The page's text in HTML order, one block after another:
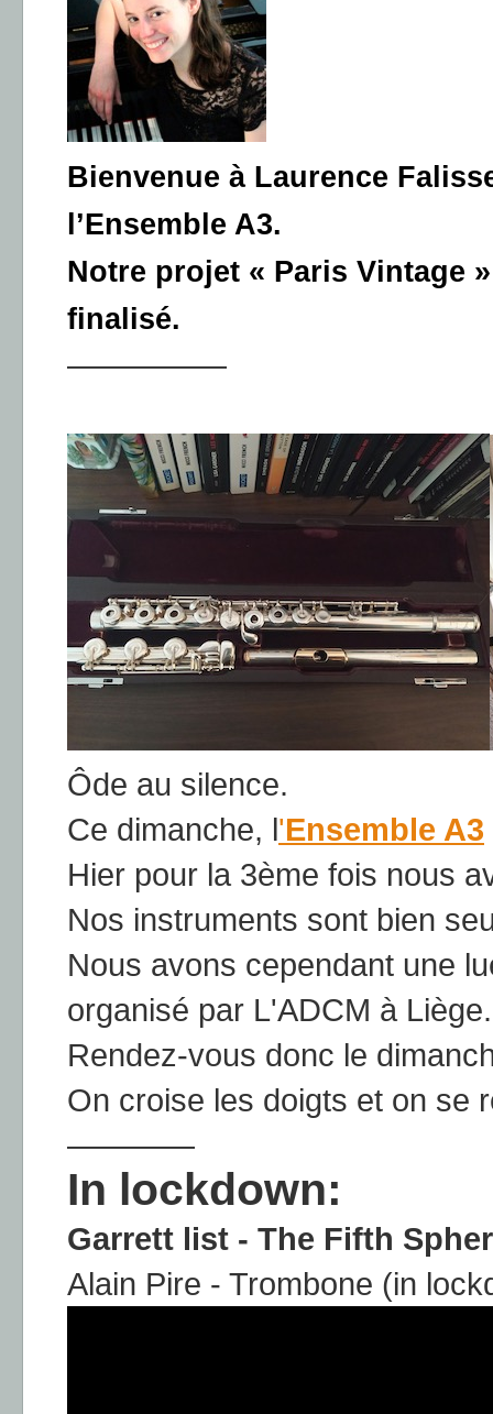
Bienvenue à Laurence
l’Ensemble A3.
Notre projet « Paris Vintage
finalisé.
—————
Ôde au silence.
Ce dimanche, l'Ensemble A3
Hier pour la 3ème fois nous
Nos instruments sont bien
Nous avons cependant une
organisé par L'ADCM à Liège.
Rendez-vous donc le
On croise les doigts et on se
————
In lockdown:
Garrett list - The Fifth
Alain Pire - Trombone (in